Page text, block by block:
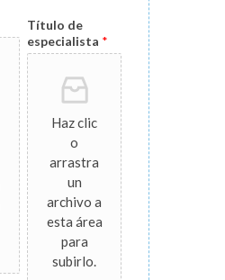
Título de
especialista *
Haz clic
o
arrastra
un
archivo a
esta área
para
subirlo.